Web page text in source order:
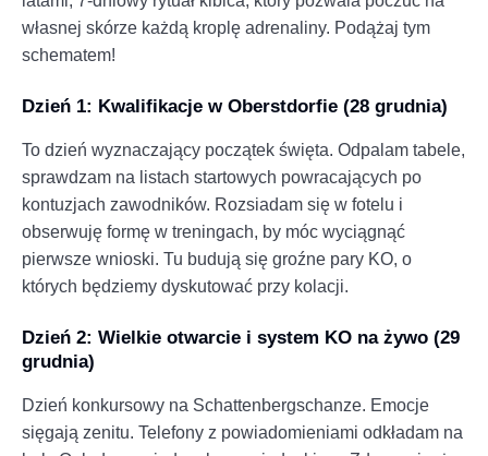
własnej skórze każdą kroplę adrenaliny. Podążaj tym
schematem!
Dzień 1: Kwalifikacje w Oberstdorfie (28 grudnia)
To dzień wyznaczający początek święta. Odpalam tabele,
sprawdzam na listach startowych powracających po
kontuzjach zawodników. Rozsiadam się w fotelu i
obserwuję formę w treningach, by móc wyciągnąć
pierwsze wnioski. Tu budują się groźne pary KO, o
których będziemy dyskutować przy kolacji.
Dzień 2: Wielkie otwarcie i system KO na żywo (29
grudnia)
Dzień konkursowy na Schattenbergschanze. Emocje
sięgają zenitu. Telefony z powiadomieniami odkładam na